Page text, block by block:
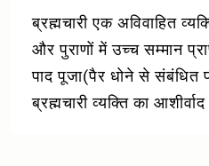
ब्रह्मचारी एक अविवाहित
और पुराणों में उच्च सम्मान
पाद पूजा(पैर धोने से संबंधित
ब्रह्मचारी व्यक्ति का